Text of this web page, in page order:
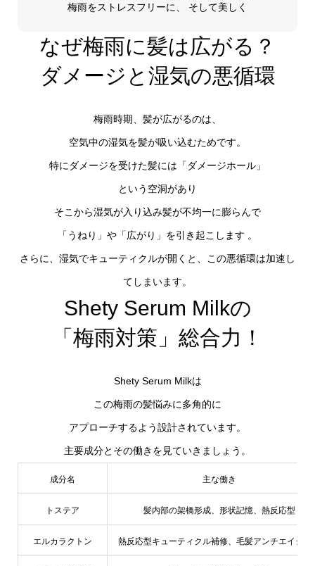
梅雨をストレスフリーに、 そして美しく
なぜ梅雨に髪は広がる？
ダメージと湿気の悪循環
梅雨時期、髪が広がるのは、
空気中の湿気を髪が吸い込むためです。
特にダメージを受けた髪には「ダメージホール」
という空洞があり
そこから湿気が入り込み髪が不均一に膨らんで
「うねり」や「広がり」を引き起こします 。
さらに、湿気でキューティクルが開くと、この悪循環は加速し
てしまいます。
Shety Serum Milkの
「梅雨対策」総合力！
Shety Serum Milkは
この梅雨の髪悩みに多角的に
アプローチするよう設計されています。
主要成分とその働きを見ていきましょう。
成分名 主な働き
トステア 髪内部の架橋形成、形状記憶、熱反応型
エルカラクトン 熱反応型キューティクル補修、毛髪アンチエイジン